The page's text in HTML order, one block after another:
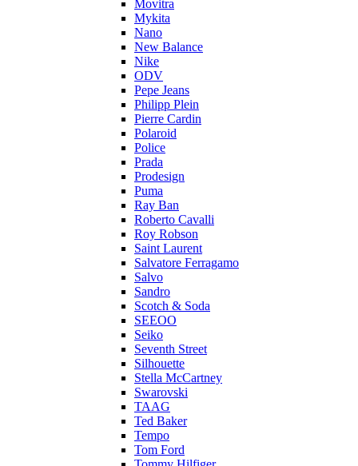
Movitra
Mykita
Nano
New Balance
Nike
ODV
Pepe Jeans
Philipp Plein
Pierre Cardin
Polaroid
Police
Prada
Prodesign
Puma
Ray Ban
Roberto Cavalli
Roy Robson
Saint Laurent
Salvatore Ferragamo
Salvo
Sandro
Scotch & Soda
SEEOO
Seiko
Seventh Street
Silhouette
Stella McCartney
Swarovski
TAAG
Ted Baker
Tempo
Tom Ford